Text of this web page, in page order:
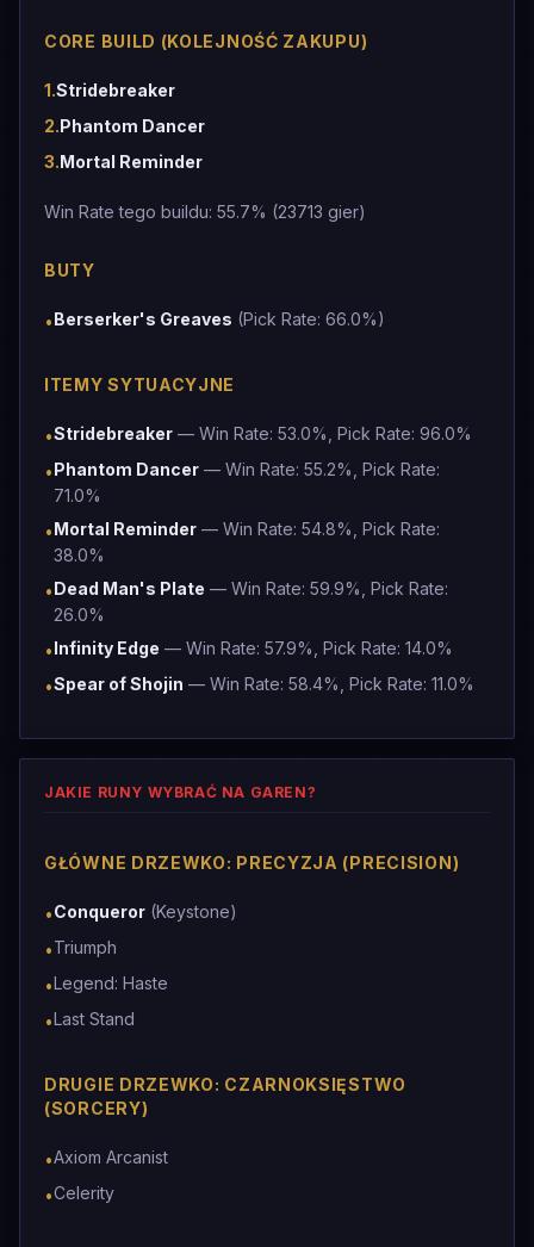
CORE BUILD (KOLEJNOŚĆ ZAKUPU)
1.Stridebreaker
2.Phantom Dancer
3.Mortal Reminder
Win Rate tego buildu: 55.7% (23713 gier)
BUTY
•Berserker's Greaves (Pick Rate: 66.0%)
ITEMY SYTUACYJNE
•Stridebreaker — Win Rate: 53.0%, Pick Rate: 96.0%
•Phantom Dancer — Win Rate: 55.2%, Pick Rate:
71.0%
•Mortal Reminder — Win Rate: 54.8%, Pick Rate:
38.0%
•Dead Man's Plate — Win Rate: 59.9%, Pick Rate:
26.0%
•Infinity Edge — Win Rate: 57.9%, Pick Rate: 14.0%
•Spear of Shojin — Win Rate: 58.4%, Pick Rate: 11.0%
JAKIE RUNY WYBRAĆ NA GAREN?
GŁÓWNE DRZEWKO: PRECYZJA (PRECISION)
•Conqueror (Keystone)
•Triumph
•Legend: Haste
•Last Stand
DRUGIE DRZEWKO: CZARNOKSIĘSTWO
(SORCERY)
•Axiom Arcanist
•Celerity